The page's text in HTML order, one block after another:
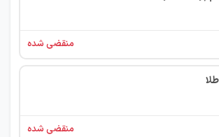
منقضی شده
منقضی شده